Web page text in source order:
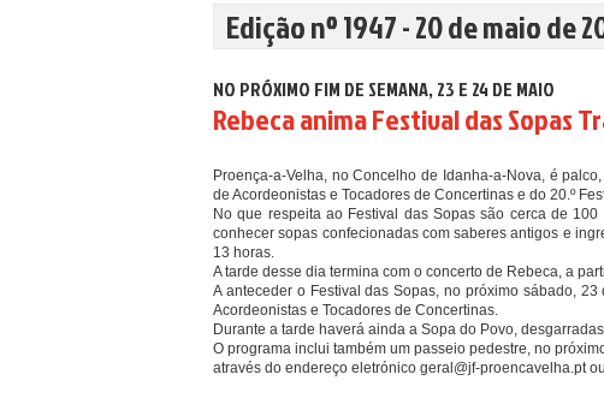
Edição nº 1947 - 20 de maio de
NO PRÓXIMO FIM DE SEMANA, 23 E 24 DE MAIO
Rebeca anima Festival das Sopas
Proença-a-Velha, no Concelho de Idanha-a-Nova, é
de Acordeonistas e Tocadores de Concertinas e do 20.º
No que respeita ao Festival das Sopas são cerca de
conhecer sopas confecionadas com saberes antigos e
13 horas.
A tarde desse dia termina com o concerto de Rebeca, a
A anteceder o Festival das Sopas, no próximo sábado,
Acordeonistas e Tocadores de Concertinas.
Durante a tarde haverá ainda a Sopa do Povo,
O programa inclui também um passeio pedestre, no
através do endereço eletrónico geral@jf-proencavelha.pt